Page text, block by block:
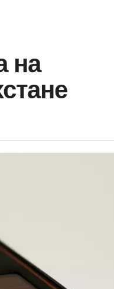
на